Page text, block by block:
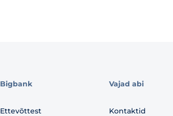
Bigbank
Ettevõttest
Vajad abi
Kontaktid